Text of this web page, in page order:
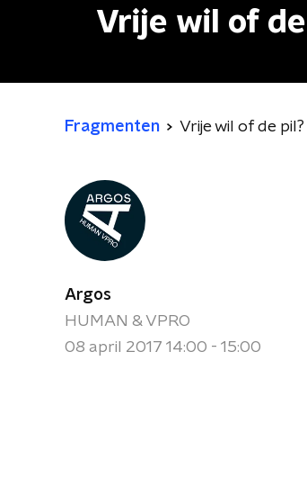
Vrije wil of
Fragmenten Vrije wil of de pil?
Argos
HUMAN & VPRO
08 april 2017 14:00 - 15:00